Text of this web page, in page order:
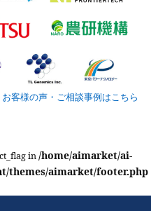
お客様の声・ご相談事例はこちら
in/home/aimarket/ai-
themes/aimarket/footer.php